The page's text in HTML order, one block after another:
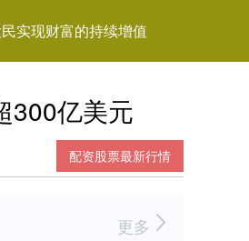
实现财富的持续增值
300亿美元
配资股票最新行情
更多